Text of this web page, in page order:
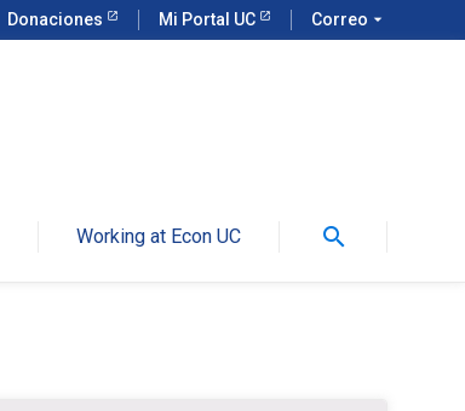
Donaciones Mi Portal UC Correo arrow_drop_down
Working at Econ UC search